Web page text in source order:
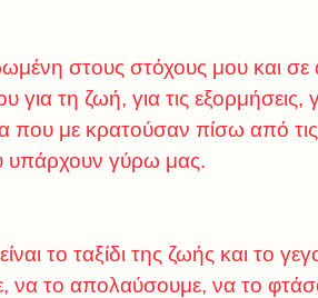
στους στόχους μου και
τη ζωή, για τις εξορμήσεις,
με κρατούσαν πίσω από τις
γύρω μας.
το ταξίδι της ζωής και το
να το απολαύσουμε, να το